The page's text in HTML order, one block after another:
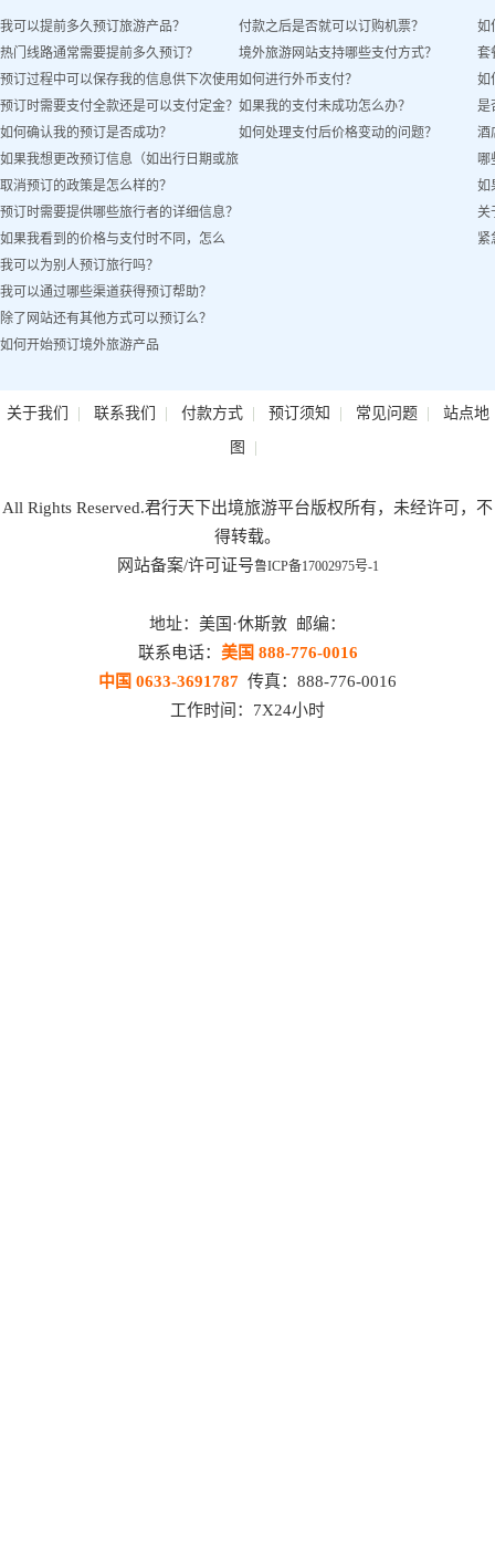
我可以提前多久预订旅游产品？
热门线路通常需要提前多久预订？
预订过程中可以保存我的信息供下次使用
吗？
预订时需要支付全款还是可以支付定金？
如何确认我的预订是否成功？
如果我想更改预订信息（如出行日期或旅
客姓名）怎么办？
取消预订的政策是怎么样的？
预订时需要提供哪些旅行者的详细信息？
如果我看到的价格与支付时不同，怎么
办？
我可以为别人预订旅行吗？
我可以通过哪些渠道获得预订帮助？
除了网站还有其他方式可以预订么？
如何开始预订境外旅游产品
付款之后是否就可以订购机票？
境外旅游网站支持哪些支付方式？
如何进行外币支付？
如果我的支付未成功怎么办？
如何处理支付后价格变动的问题？
如
套
如
是
酒
哪
如
关
紧
关于我们 | 联系我们 | 付款方式| 预订须知 | 常见问题| 站点地
图 |
All Rights Reserved.君行天下出境旅游平台版权所有，未经许可，不
得转载。
网站备案/许可证号鲁ICP备17002975号-1
地址：美国·休斯敦 邮编：
联系电话： 美国 888-776-0016
中国 0633-3691787 传真：888-776-0016
工作时间：7X24小时